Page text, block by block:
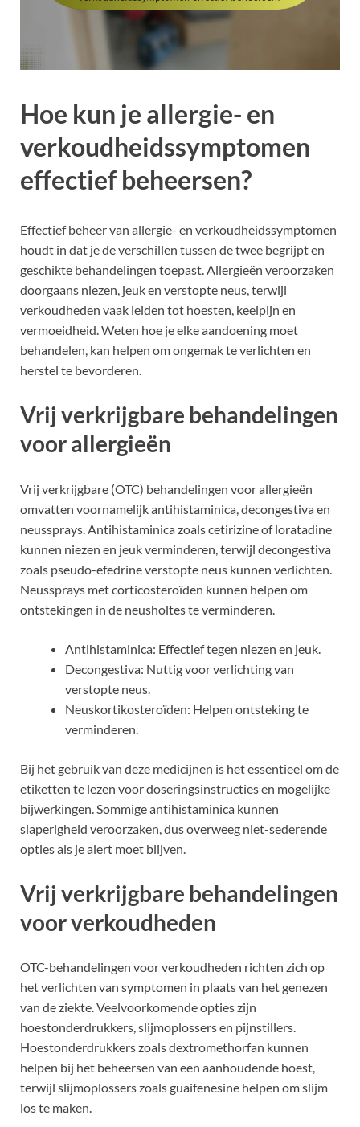
Hoe kun je allergie- en
verkoudheidssymptomen
effectief beheersen?
Effectief beheer van allergie- en verkoudheidssymptomen
houdt in dat je de verschillen tussen de twee begrijpt en
geschikte behandelingen toepast. Allergieën veroorzaken
doorgaans niezen, jeuk en verstopte neus, terwijl
verkoudheden vaak leiden tot hoesten, keelpijn en
vermoeidheid. Weten hoe je elke aandoening moet
behandelen, kan helpen om ongemak te verlichten en
herstel te bevorderen.
Vrij verkrijgbare behandelingen
voor allergieën
Vrij verkrijgbare (OTC) behandelingen voor allergieën
omvatten voornamelijk antihistaminica, decongestiva en
neussprays. Antihistaminica zoals cetirizine of loratadine
kunnen niezen en jeuk verminderen, terwijl decongestiva
zoals pseudo-efedrine verstopte neus kunnen verlichten.
Neussprays met corticosteroïden kunnen helpen om
ontstekingen in de neusholtes te verminderen.
Antihistaminica: Effectief tegen niezen en jeuk.
Decongestiva: Nuttig voor verlichting van
verstopte neus.
Neuskortikosteroïden: Helpen ontsteking te
verminderen.
Bij het gebruik van deze medicijnen is het essentieel om de
etiketten te lezen voor doseringsinstructies en mogelijke
bijwerkingen. Sommige antihistaminica kunnen
slaperigheid veroorzaken, dus overweeg niet-sederende
opties als je alert moet blijven.
Vrij verkrijgbare behandelingen
voor verkoudheden
OTC-behandelingen voor verkoudheden richten zich op
het verlichten van symptomen in plaats van het genezen
van de ziekte. Veelvoorkomende opties zijn
hoestonderdrukkers, slijmoplossers en pijnstillers.
Hoestonderdrukkers zoals dextromethorfan kunnen
helpen bij het beheersen van een aanhoudende hoest,
terwijl slijmoplossers zoals guaifenesine helpen om slijm
los te maken.